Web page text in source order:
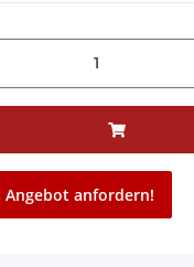
Angebot anfordern!